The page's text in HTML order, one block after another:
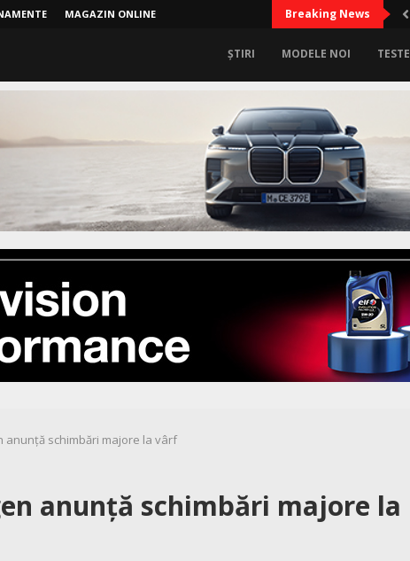
MAGAZIN ONLINE Breaking News
ȘTIRI MODELE NOI TESTE
anunță schimbări majore la vârf
anunță schimbări majore la